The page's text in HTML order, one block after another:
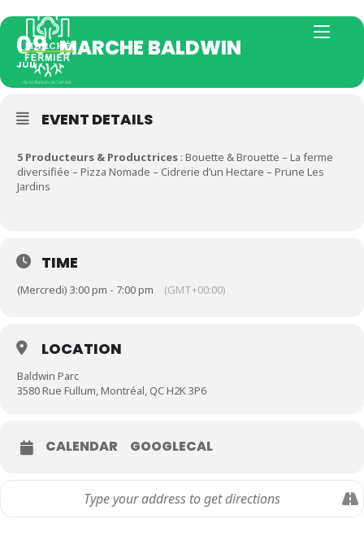
09
JUIL
MARCHE BALDWIN
EVENT DETAILS
5 Producteurs & Productrices : Bouette & Brouette – La ferme
diversifiée – Pizza Nomade – Cidrerie d’un Hectare – Prune Les
Jardins
TIME
(Mercredi) 3:00 pm - 7:00 pm (GMT+00:00)
LOCATION
Baldwin Parc
3580 Rue Fullum, Montréal, QC H2K 3P6
CALENDAR GOOGLECAL